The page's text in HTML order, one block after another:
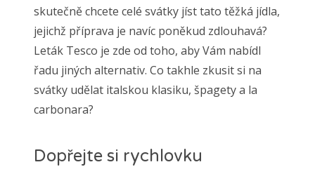
skutečně chcete celé svátky jíst tato těžká jídla,
jejichž příprava je navíc poněkud zdlouhavá?
Leták Tesco je zde od toho, aby Vám nabídl
řadu jiných alternativ. Co takhle zkusit si na
svátky udělat italskou klasiku, špagety a la
carbonara?
Dopřejte si rychlovku